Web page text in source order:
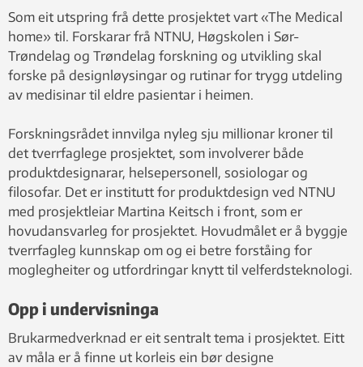
Foto:
NTNU
Som eit utspring frå dette prosjektet vart «The Medical
home» til. Forskarar frå NTNU, Høgskolen i Sør-
Trøndelag og Trøndelag forskning og utvikling skal
forske på designløysingar og rutinar for trygg utdeling
av medisinar til eldre pasientar i heimen.
Forskningsrådet innvilga nyleg sju millionar kroner til
det tverrfaglege prosjektet, som involverer både
produktdesignarar, helsepersonell, sosiologar og
filosofar. Det er institutt for produktdesign ved NTNU
med prosjektleiar Martina Keitsch i front, som er
hovudansvarleg for prosjektet. Hovudmålet er å byggje
tverrfagleg kunnskap om og ei betre forståing for
moglegheiter og utfordringar knytt til velferdsteknologi.
Opp i undervisninga
Brukarmedverknad er eit sentralt tema i prosjektet. Eitt
av måla er å finne ut korleis ein bør designe